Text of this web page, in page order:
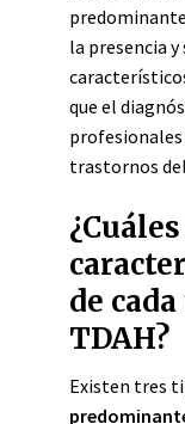
la presencia
que el
trastornos
de
TDAH?
Existen tres